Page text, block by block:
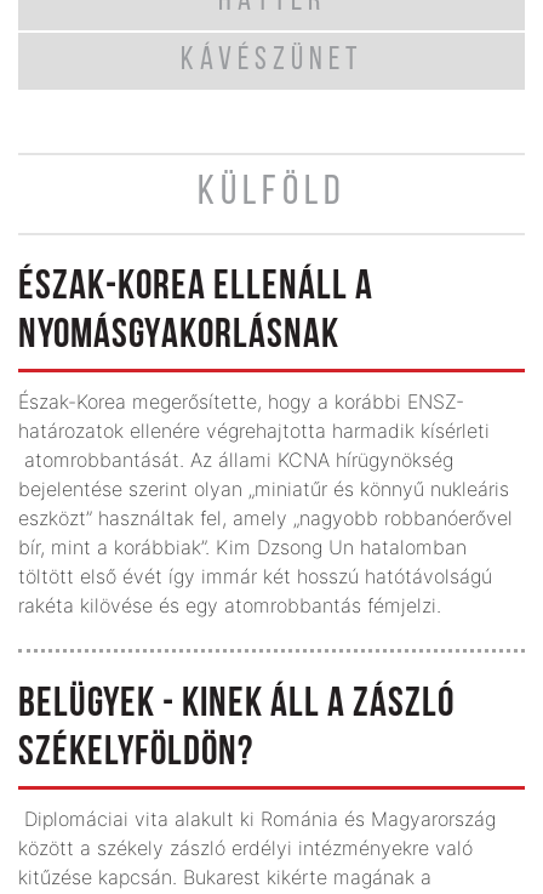
KÁVÉSZÜNET
KÜLFÖLD
ÉSZAK-KOREA ELLENÁLL A
NYOMÁSGYAKORLÁSNAK
Észak-Korea megerősítette, hogy a korábbi ENSZ-
határozatok ellenére végrehajtotta harmadik kísérleti
atomrobbantását. Az állami KCNA hírügynökség
bejelentése szerint olyan „miniatűr és könnyű nukleáris
eszközt” használtak fel, amely „nagyobb robbanóerővel
bír, mint a korábbiak”. Kim Dzsong Un hatalomban
töltött első évét így immár két hosszú hatótávolságú
rakéta kilövése és egy atomrobbantás fémjelzi.
BELÜGYEK - KINEK ÁLL A ZÁSZLÓ
SZÉKELYFÖLDÖN?
Diplomáciai vita alakult ki Románia és Magyarország
között a székely zászló erdélyi intézményekre való
kitűzése kapcsán. Bukarest kikérte magának a